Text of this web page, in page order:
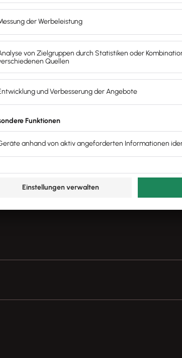
Push – mit unserer Software für Buchhaltung &